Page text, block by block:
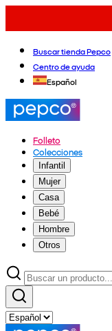
Buscar tienda Pepco
Centro de ayuda
Español
Folleto
Colecciones
Infantil
Mujer
Casa
Bebé
Hombre
Otros